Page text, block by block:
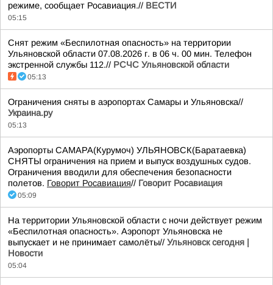
режиме, сообщает Росавиация.// ВЕСТИ
05:15
Снят режим «Беспилотная опасность» на территории
Ульяновской области 07.08.2026 г. в 06 ч. 00 мин. Телефон
экстренной службы 112.// РСЧС Ульяновской области
05:13
Ограничения сняты в аэропортах Самары и Ульяновска//
Украина.ру
05:13
Аэропорты САМАРА(Курумоч) УЛЬЯНОВСК(Баратаевка)
СНЯТЫ ограничения на прием и выпуск воздушных судов.
Ограничения вводили для обеспечения безопасности
полетов. Говорит Росавиация// Говорит Росавиация
05:09
На территории Ульяновской области с ночи действует режим
«Беспилотная опасность». Аэропорт Ульяновска не
выпускает и не принимает самолёты// Ульяновск сегодня |
Новости
05:04